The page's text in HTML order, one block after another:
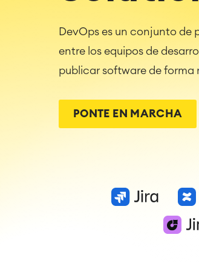
DevOps es un conjunto
entre los equipos de
publicar software de forma
PONTE EN MARCHA